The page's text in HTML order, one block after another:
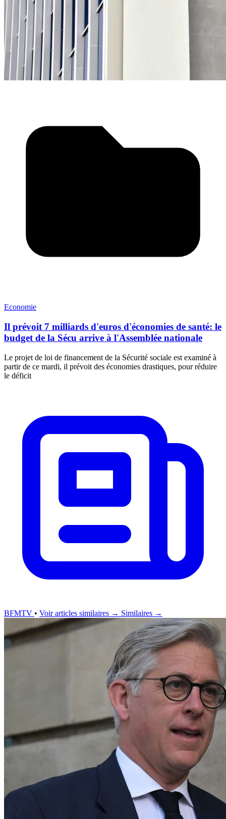
Economie
Il prévoit 7 milliards d'euros d'économies de santé: le
budget de la Sécu arrive à l'Assemblée nationale
Le projet de loi de financement de la Sécurité sociale est examiné à
partir de ce mardi, il prévoit des économies drastiques, pour réduire
le déficit
BFMTV • Voir articles similaires → Similaires →